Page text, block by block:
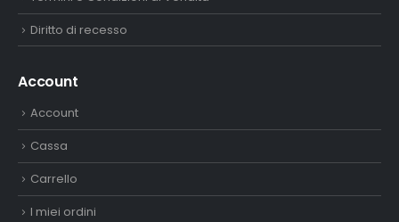
Diritto di recesso
Account
Account
Cassa
Carrello
I miei ordini